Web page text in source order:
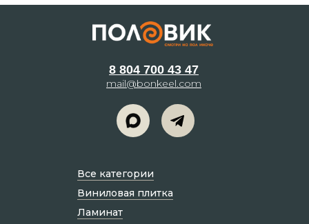
8 804 700 43 47
mail@bonkeel.com
Все категории
Виниловая плитка
Ламинат